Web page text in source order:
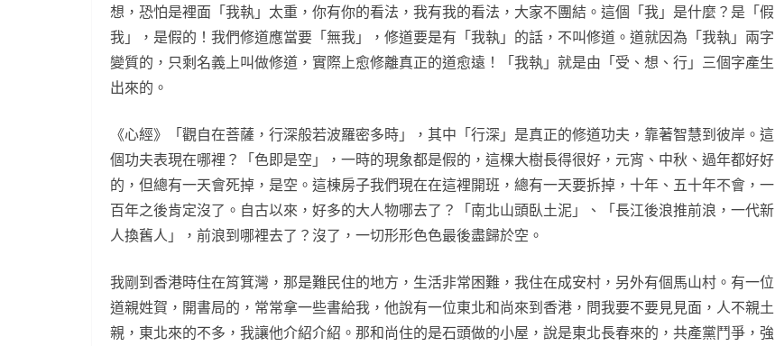
想，恐怕是裡面「我執」太重，你有你的看法，我有我的看法，大家不團結。這個「我」是什麼？是「假
我」，是假的！我們修道應當要「無我」，修道要是有「我執」的話，不叫修道。道就因為「我執」兩字
變質的，只剩名義上叫做修道，實際上愈修離真正的道愈遠！「我執」就是由「受、想、行」三個字產生
出來的。
《心經》「觀自在菩薩，行深般若波羅密多時」，其中「行深」是真正的修道功夫，靠著智慧到彼岸。這
個功夫表現在哪裡？「色即是空」，一時的現象都是假的，這棵大樹長得很好，元宵、中秋、過年都好好
的，但總有一天會死掉，是空。這棟房子我們現在在這裡開班，總有一天要拆掉，十年、五十年不會，一
百年之後肯定沒了。自古以來，好多的大人物哪去了？「南北山頭臥土泥」、「長江後浪推前浪，一代新
人換舊人」，前浪到哪裡去了？沒了，一切形形色色最後盡歸於空。
我剛到香港時住在筲箕灣，那是難民住的地方，生活非常困難，我住在成安村，另外有個馬山村。有一位
道親姓賀，開書局的，常常拿一些書給我，他說有一位東北和尚來到香港，問我要不要見見面，人不親土
親，東北來的不多，我讓他介紹介紹。那和尚住的是石頭做的小屋，說是東北長春來的，共產黨鬥爭，強